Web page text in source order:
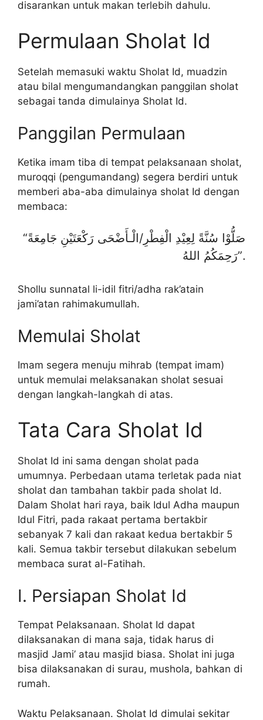
disarankan untuk makan terlebih dahulu.
Permulaan Sholat Id
Setelah memasuki waktu Sholat Id, muadzin
atau bilal mengumandangkan panggilan sholat
sebagai tanda dimulainya Sholat Id.
Panggilan Permulaan
Ketika imam tiba di tempat pelaksanaan sholat,
muroqqi (pengumandang) segera berdiri untuk
memberi aba-aba dimulainya sholat Id dengan
membaca:
“صَلُّوْا سُنَّةً لِعِيْدِ الْفِطْرِ/الْـأَضْحَى رَكْعَتَيْنِ جَامِعَةً
رَحِمَكُمُ اللهُ”.
Shollu sunnatal li-idil fitri/adha rak’atain
jami’atan rahimakumullah.
Memulai Sholat
Imam segera menuju mihrab (tempat imam)
untuk memulai melaksanakan sholat sesuai
dengan langkah-langkah di atas.
Tata Cara Sholat Id
Sholat Id ini sama dengan sholat pada
umumnya. Perbedaan utama terletak pada niat
sholat dan tambahan takbir pada sholat Id.
Dalam Sholat hari raya, baik Idul Adha maupun
Idul Fitri, pada rakaat pertama bertakbir
sebanyak 7 kali dan rakaat kedua bertakbir 5
kali. Semua takbir tersebut dilakukan sebelum
membaca surat al-Fatihah.
I. Persiapan Sholat Id
Tempat Pelaksanaan. Sholat Id dapat
dilaksanakan di mana saja, tidak harus di
masjid Jami’ atau masjid biasa. Sholat ini juga
bisa dilaksanakan di surau, mushola, bahkan di
rumah.
Waktu Pelaksanaan. Sholat Id dimulai sekitar